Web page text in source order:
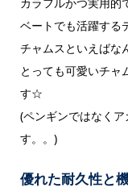
ベートでも活躍する
チャムスといえばな
とっても可愛いチャ
す☆
(ペンギンではなく
す。。)
優れた耐久性と